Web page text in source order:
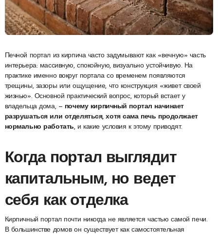
Печной портал из кирпича часто задумывают как «вечную» часть
интерьера: массивную, спокойную, визуально устойчивую. На
практике именно вокруг портала со временем появляются
трещины, зазоры или ощущение, что конструкция «живет своей
жизнью». Основной практический вопрос, который встает у
владельца дома, — почему кирпичный портал начинает
разрушаться или отделяться, хотя сама печь продолжает
нормально работать, и какие условия к этому приводят.
Когда портал выглядит
капитальным, но ведет
себя как отделка
Кирпичный портал почти никогда не является частью самой печи.
В большинстве домов он существует как самостоятельная